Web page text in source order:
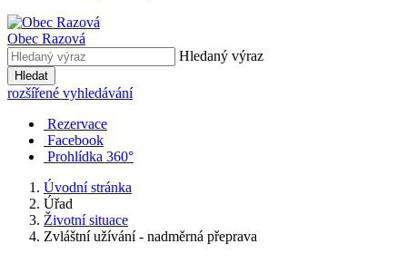
Obec Razová
Hledaný výraz
Hledat
rozšířené vyhledávání
Rezervace
Facebook
Prohlídka 360°
Úvodní stránka
Úřad
Životní situace
Zvláštní užívání - nadměrná přeprava